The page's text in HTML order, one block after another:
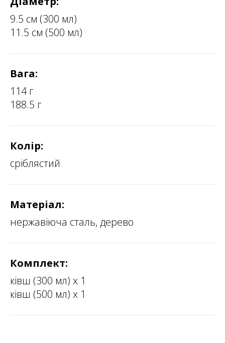
9.5 см (300 мл)
11.5 см (500 мл)
Вага:
114 г
188.5 г
Колір:
сріблястий
Матеріал:
нержавіюча сталь, дерево
Комплект:
ківш (300 мл) х 1
ківш (500 мл) х 1